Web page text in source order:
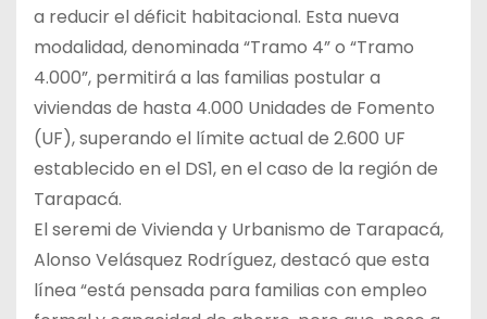
a reducir el déficit habitacional. Esta nueva
modalidad, denominada “Tramo 4” o “Tramo
4.000”, permitirá a las familias postular a
viviendas de hasta 4.000 Unidades de Fomento
(UF), superando el límite actual de 2.600 UF
establecido en el DS1, en el caso de la región de
Tarapacá.
El seremi de Vivienda y Urbanismo de Tarapacá,
Alonso Velásquez Rodríguez, destacó que esta
línea “está pensada para familias con empleo